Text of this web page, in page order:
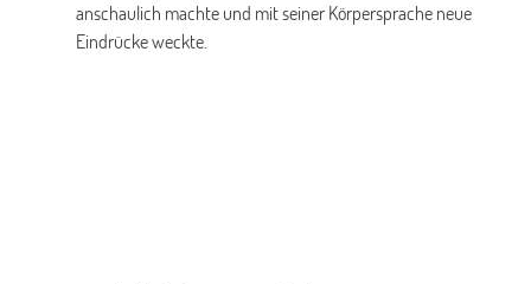
anschaulich machte und mit seiner Körpersprache neue
Eindrücke weckte.